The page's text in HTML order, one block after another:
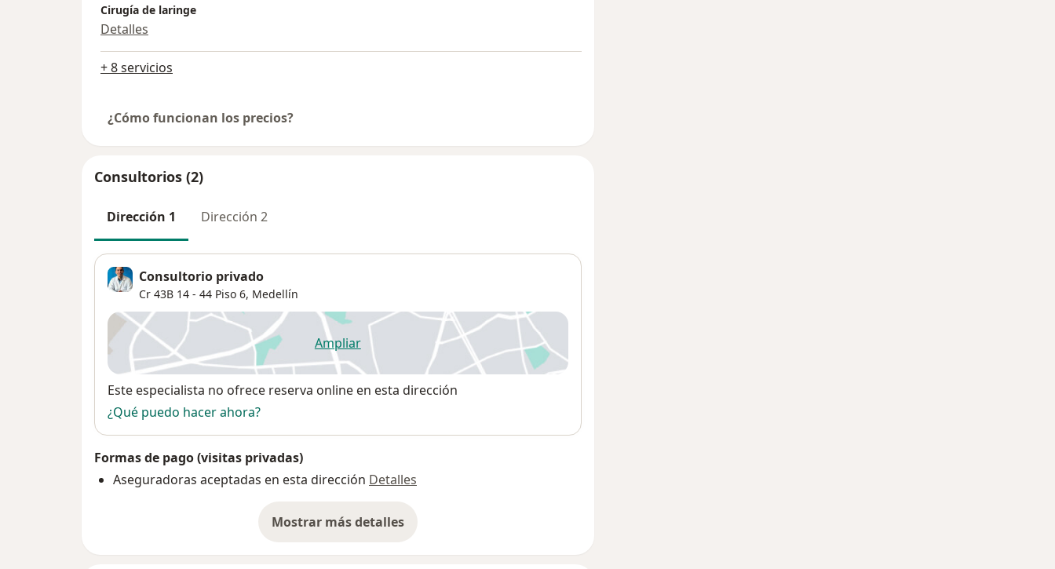
Cirugía de laringe
Detalles
+ 8 servicios
¿Cómo funcionan los precios?
Consultorios (2)
Dirección 1 Dirección 2
Consultorio privado
Cr 43B 14 - 44 Piso 6, Medellín
Ampliarse abre en una nueva pestaña
Disponibilidad
Este especialista no ofrece reserva online en esta dirección
¿Qué puedo hacer ahora?
Formas de pago (visitas privadas)
Aseguradoras aceptadas en esta dirección Detalles
Mostrar más detalles
sobre la dirección